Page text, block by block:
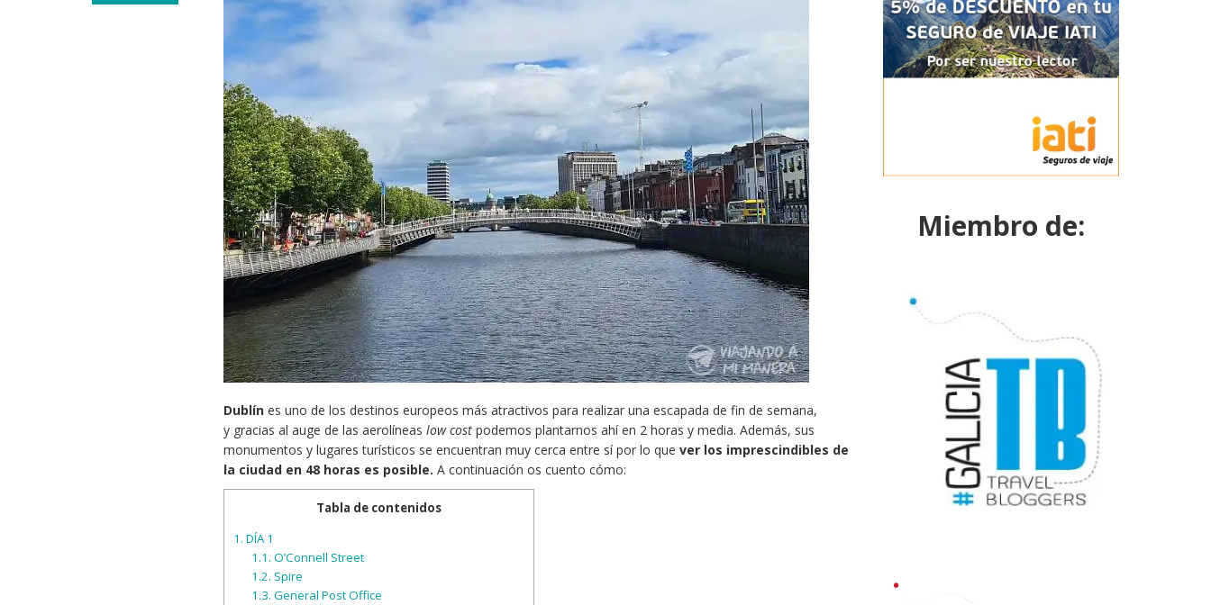
Dublínes uno de los destinos europeos más atractivos para realizar una escapada de fin de semana,
y gracias al auge de las aerolíneaslow cost podemos plantarnos ahí en 2 horas y media. Además, sus
monumentos y lugares turísticos se encuentran muy cerca entre sí por lo quever los imprescindibles de
la ciudad en 48 horas es posible.A continuación os cuento cómo:
Tabla de contenidos
1. DÍA 1
1.1. O’Connell Street
1.2. Spire
1.3. General Post Office
Miembro de: